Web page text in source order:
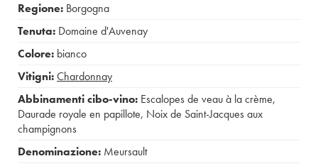
Regione: Borgogna
Tenuta: Domaine d'Auvenay
Colore: bianco
Vitigni:Chardonnay
Abbinamenti cibo-vino: Escalopes de veau à la crème,
Daurade royale en papillote, Noix de Saint-Jacques aux
champignons
Denominazione: Meursault